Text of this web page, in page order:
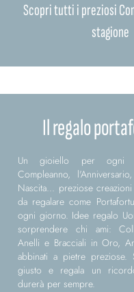
Scopri tutti i preziosi
stagione
Il regalo
Un gioiello per ogni
Compleanno,
Nascita... preziose
da regalare come
ogni giorno. Idee regalo
sorprendere chi ami:
Anelli e Bracciali in Oro,
abbinati a pietre
giusto e regala un
durerà per sempre.